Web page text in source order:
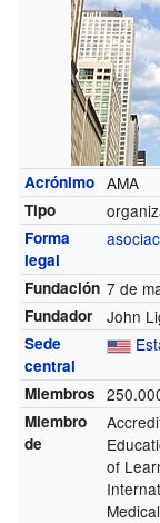
Acrónimo AMA
Tipo
Forma
legal
Fundación 7 de
Fundador John
Sede
central
Miembros
Miembro
de
of